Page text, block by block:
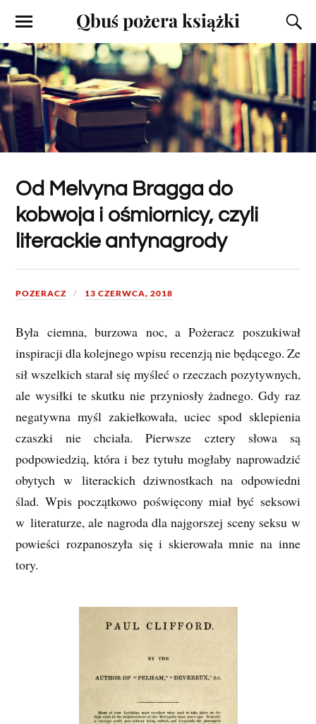
Qbuś pożera książki
Od Melvyna Bragga do
kobwoja i ośmiornicy, czyli
literackie antynagrody
POZERACZ 13 CZERWCA, 2018
Była ciemna, burzowa noc, a Pożeracz poszukiwał
inspiracji dla kolejnego wpisu recenzją nie będącego. Ze
sił wszelkich starał się myśleć o rzeczach pozytywnych,
ale wysiłki te skutku nie przyniosły żadnego. Gdy raz
negatywna myśl zakiełkowała, uciec spod sklepienia
czaszki nie chciała. Pierwsze cztery słowa są
podpowiedzią, która i bez tytułu mogłaby naprowadzić
obytych w literackich dziwnostkach na odpowiedni
ślad. Wpis początkowo poświęcony miał być seksowi
w literaturze, ale nagroda dla najgorszej sceny seksu w
powieści rozpanoszyła się i skierowała mnie na inne
tory.